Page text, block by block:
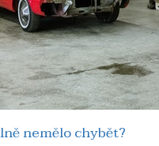
nemělo chybět?